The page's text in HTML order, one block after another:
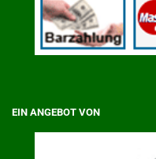
EIN ANGEBOT VON